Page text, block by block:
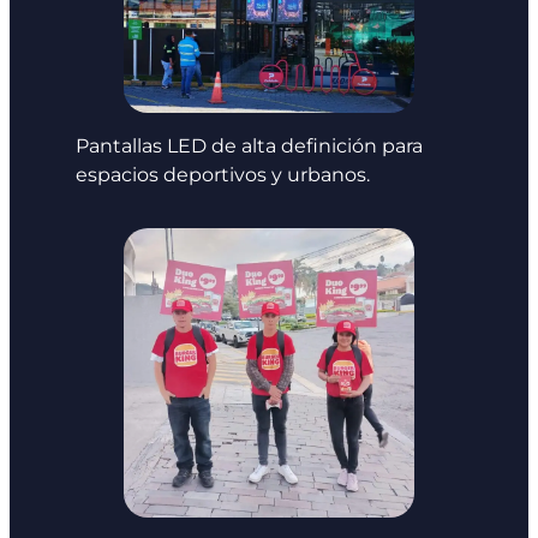
Pantallas LED de alta definición para
espacios deportivos y urbanos.